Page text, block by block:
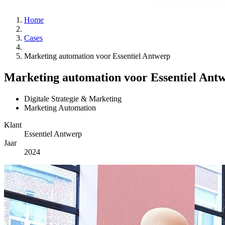
Home
Cases
Marketing automation voor Essentiel Antwerp
Marketing automation voor Essentiel
Digitale Strategie & Marketing
Marketing Automation
Klant
Essentiel Antwerp
Jaar
2024